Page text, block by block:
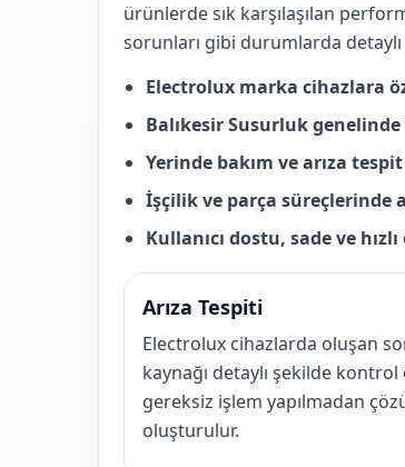
ürünlerde sık karşılaşılan
sorunları gibi durumlarda
Electrolux marka cihazlara
Balıkesir Susurluk
Yerinde bakım ve arıza
İşçilik ve parça süreçlerinde
Kullanıcı dostu, sade ve
Arıza Tespiti
Electrolux cihazlarda oluşan
kaynağı detaylı şekilde
gereksiz işlem yapılmadan
oluşturulur.